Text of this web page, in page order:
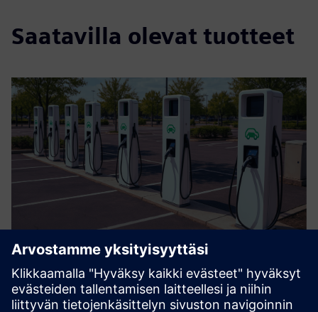
Saatavilla olevat tuotteet
Clean Fuel Standard Management
Platform